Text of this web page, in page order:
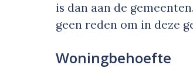
is dan aan de
geen reden om in deze
Woningbehoefte